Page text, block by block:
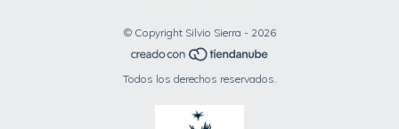
© Copyright Silvio Sierra - 2026
Todos los derechos reservados.